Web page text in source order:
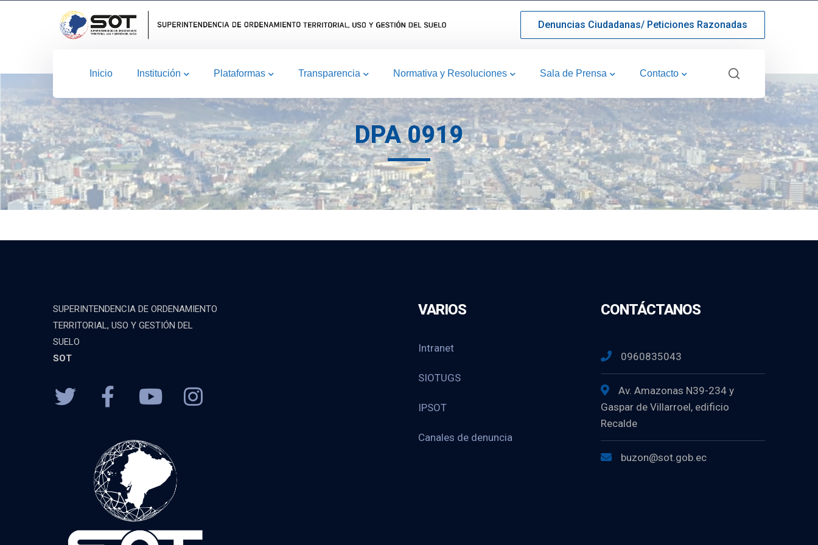
Denuncias Ciudadanas/ Peticiones Razonadas
Inicio Institución Plataformas Transparencia Normativa y Resoluciones Sala de Prensa Contacto
DPA 0919
SUPERINTENDENCIA DE ORDENAMIENTO
TERRITORIAL, USO Y GESTIÓN DEL
SUELO
SOT
VARIOS
Intranet
SIOTUGS
IPSOT
Canales de denuncia
CONTÁCTANOS
0960835043
Av. Amazonas N39-234 y
Gaspar de Villarroel, edificio
Recalde
buzon@sot.gob.ec